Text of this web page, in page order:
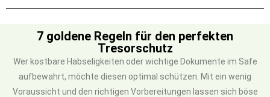
7 goldene Regeln für den perfekten
Tresorschutz
Wer kostbare Habseligkeiten oder wichtige Dokumente im Safe
aufbewahrt, möchte diesen optimal schützen. Mit ein wenig
Voraussicht und den richtigen Vorbereitungen lassen sich böse